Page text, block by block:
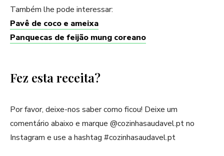
Também lhe pode interessar:
Pavê de coco e ameixa
Panquecas de feijão mung coreano
Fez esta receita?
Por favor, deixe-nos saber como ficou! Deixe um
comentário abaixo e marque @cozinhasaudavel.pt no
Instagram e use a hashtag #cozinhasaudavel.pt